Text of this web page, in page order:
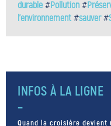
durable #Pollution #
l'environnement #sauver#
INFOS À LA LIGNE
Quand la croisière devient